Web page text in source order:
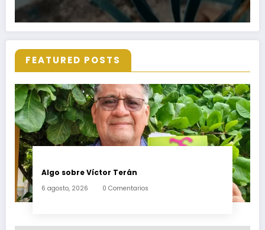
FEATURED POSTS
Algo sobre Víctor Terán
6 agosto, 2026 0 Comentarios